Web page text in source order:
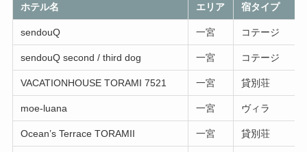
ホテル名 エリア 宿タイプ
sendouQ 一宮 コテージ
sendouQ second / third dog 一宮 コテージ
VACATIONHOUSE TORAMI 7521 一宮 貸別荘
moe-luana 一宮 ヴィラ
Ocean’s Terrace TORAMII 一宮 貸別荘